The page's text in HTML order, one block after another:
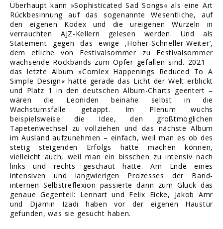
Überhaupt kann »Sophisticated Sad Songs« als eine Art
Rückbesinnung auf das sogenannte Wesentliche, auf
den eigenen Kodex und die ureigenen Wurzeln in
verrauchten AJZ-Kellern gelesen werden. Und als
Statement gegen das ewige ‚Höher-Schneller-Weiter‘,
dem etliche von Festivalsommer zu Festivalsommer
wachsende Rockbands zum Opfer gefallen sind. 2021 –
das letzte Album »Comlex Happenings Reduced To A
Simple Design« hatte gerade das Licht der Welt erblickt
und Platz 1 in den deutschen Album-Charts geentert –
wären die Leoniden beinahe selbst in die
Wachstumsfalle getappt. Im Plenum wuchs
beispielsweise die Idee, den größtmöglichen
Tapetenwechsel zu vollziehen und das nächste Album
im Ausland aufzunehmen – einfach, weil man es ob des
stetig steigenden Erfolgs hätte machen können,
vielleicht auch, weil man ein bisschen zu intensiv nach
links und rechts geschaut hatte. Am Ende eines
intensiven und langwierigen Prozesses der Band-
internen Selbstreflexion passierte dann zum Glück das
genaue Gegenteil: Lennart und Felix Eicke, Jakob Amr
und Djamin Izadi haben vor der eigenen Haustür
gefunden, was sie gesucht haben.